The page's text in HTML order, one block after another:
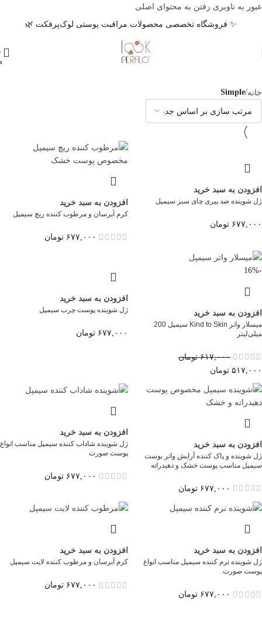
عبور به ناوبری رفتن به محتوای اصلی
✨ فروشگاه تخصصی محصولات مراقبت پوستی لوک‌پرفکت 🌿
خانه/
Simple
افزودن به سبد خرید
ژل شوینده ضد پیری چای سبز سیمپل
۶۷۷,۰۰۰ تومان
افزودن به سبد خرید
کرم آبرسان و مرطوب کننده ریچ سیمپل
۶۷۷,۰۰۰ تومان
-16%
افزودن به سبد خرید
میسلار واتر Kind to Skin سیمپل 200
میلی‌لیتر
۶۱۷,۰۰۰ تومان
۵۱۷,۰۰۰ تومان
افزودن به سبد خرید
ژل شوینده پوست چرب سیمپل
۶۷۷,۰۰۰ تومان
افزودن به سبد خرید
ژل شوینده و پاک کننده آرایش واتر بوست
سیمپل مناسب پوست خشک و دهیدراته
۶۷۷,۰۰۰ تومان
افزودن به سبد خرید
ژل شوینده شاداب کننده سیمپل مناسب انواع
پوست صورت
۶۷۷,۰۰۰ تومان
افزودن به سبد خرید
ژل شوینده نرم‌ کننده سیمپل مناسب انواع
پوست صورت
۶۷۷,۰۰۰ تومان
افزودن به سبد خرید
کرم آبرسان و مرطوب کننده لایت سیمپل
۶۷۷,۰۰۰ تومان